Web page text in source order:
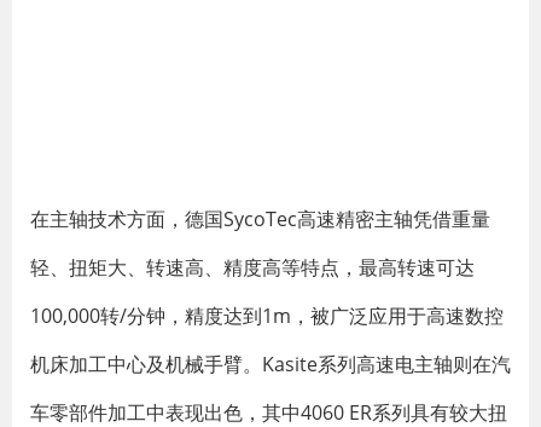
在主轴技术方面，德国SycoTec高速精密主轴凭借重量
轻、扭矩大、转速高、精度高等特点，最高转速可达
100,000转/分钟，精度达到1m，被广泛应用于高速数控
机床加工中心及机械手臂。Kasite系列高速电主轴则在汽
车零部件加工中表现出色，其中4060 ER系列具有较大扭